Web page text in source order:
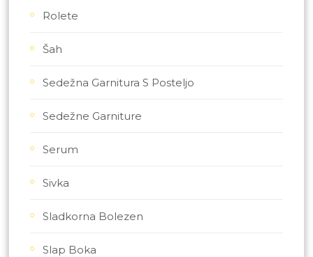
Rolete
Šah
Sedežna Garnitura S Posteljo
Sedežne Garniture
Serum
Sivka
Sladkorna Bolezen
Slap Boka